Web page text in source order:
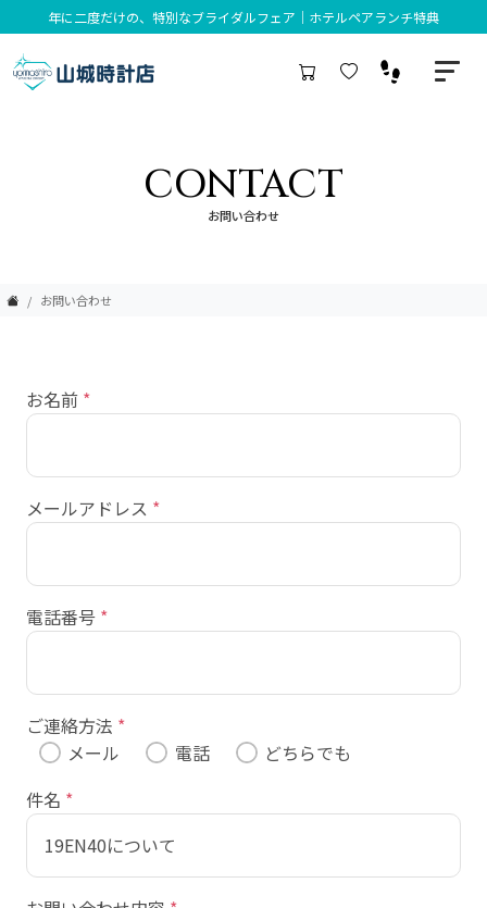
年に二度だけの、特別なブライダルフェア｜ホテルペアランチ特典
CONTACT
お問い合わせ
お問い合わせ
お名前 *
メールアドレス *
電話番号 *
ご連絡方法 *
メール
電話
どちらでも
件名 *